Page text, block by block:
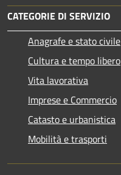
CATEGORIE DI SERVIZIO
Anagrafe e stato civile
Cultura e tempo libero
Vita lavorativa
Imprese e Commercio
Catasto e urbanistica
Mobilità e trasporti